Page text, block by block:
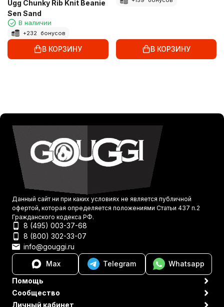
Ugg Chunky Rib Knit Beanie
Sen Sand
В наличии
+232 бонусов
В КОРЗИНУ В КОРЗИНУ
Данный сайт ни при каких условиях не является публичной
офертой, которая определяется положениями Статьи 437 п.2
Гражданского кодекса РФ.
8 (495) 003-37-68
8 (800) 302-33-07
info@gouggi.ru
Max
Telegram
Whatsapp
Помощь
Сообщество
Личный кабинет